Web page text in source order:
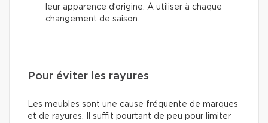
leur apparence d’origine. À utiliser à chaque
changement de saison.
Pour éviter les rayures
Les meubles sont une cause fréquente de marques
et de rayures. Il suffit pourtant de peu pour limiter